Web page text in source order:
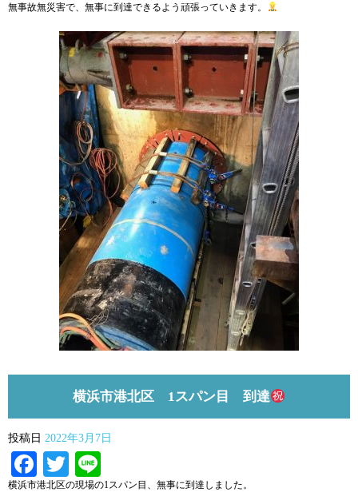
無事故無災害で、無事に到達できるよう頑張っていきます。
横浜市港北区 1スパン目 到達
投稿日 2022年3月7日
Facebook
Twitter
横浜市港北区の現場の1スパン目、無事に到達しました。